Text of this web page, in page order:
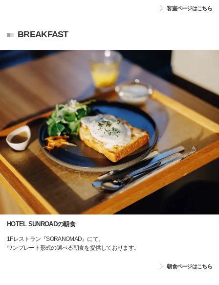
客室ページはこちら
BREAKFAST
HOTEL SUNROADの朝食
1Fレストラン『SORANOMAD』にて、
ワンプレート形式の選べる朝食を提供しております。
朝食ページはこちら